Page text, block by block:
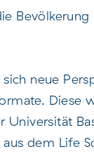
neue
Universität
dem Life